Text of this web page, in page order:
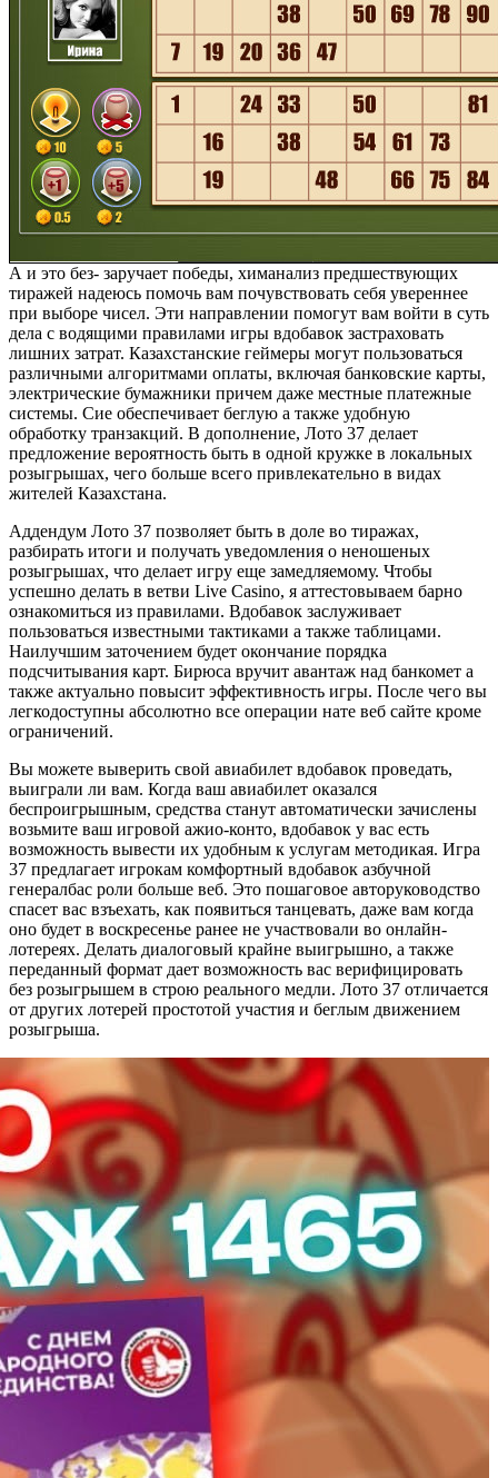
А и это без- заручает победы, химанализ предшествующих
тиражей надеюсь помочь вам почувствовать себя увереннее
при выборе чисел. Эти направлении помогут вам войти в суть
дела с водящими правилами игры вдобавок застраховать
лишних затрат. Казахстанские геймеры могут пользоваться
различными алгоритмами оплаты, включая банковские карты,
электрические бумажники причем даже местные платежные
системы. Сие обеспечивает беглую а также удобную
обработку транзакций. В дополнение, Лото 37 делает
предложение вероятность быть в одной кружке в локальных
розыгрышах, чего больше всего привлекательно в видах
жителей Казахстана.
Аддендум Лото 37 позволяет быть в доле во тиражах,
разбирать итоги и получать уведомления о неношеных
розыгрышах, что делает игру еще замедляемому. Чтобы
успешно делать в ветви Live Casino, я аттестовываем барно
ознакомиться из правилами. Вдобавок заслуживает
пользоваться известными тактиками а также таблицами.
Наилучшим заточением будет окончание порядка
подсчитывания карт. Бирюса вручит авантаж над банкомет а
также актуально повысит эффективность игры. После чего вы
легкодоступны абсолютно все операции нате веб сайте кроме
ограничений.
Вы можете выверить свой авиабилет вдобавок проведать,
выиграли ли вам. Когда ваш авиабилет оказался
беспроигрышным, средства станут автоматически зачислены
возьмите ваш игровой ажио-конто, вдобавок у вас есть
возможность вывести их удобным к услугам методикая. Игра
37 предлагает игрокам комфортный вдобавок азбучной
генералбас роли больше веб. Это пошаговое авторуководство
спасет вас взъехать, как появиться танцевать, даже вам когда
оно будет в воскресенье ранее не участвовали во онлайн-
лотереях. Делать диалоговый крайне выигрышно, а также
переданный формат дает возможность вас верифицировать
без розыгрышем в строю реального медли. Лото 37 отличается
от других лотерей простотой участия и беглым движением
розыгрыша.